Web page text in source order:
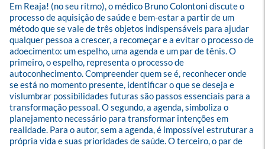
Em Reaja! (no seu ritmo), o médico Bruno Colontoni discute o
processo de aquisição de saúde e bem-estar a partir de um
método que se vale de três objetos indispensáveis para ajudar
qualquer pessoa a crescer, a recomeçar e a evitar o processo de
adoecimento: um espelho, uma agenda e um par de tênis. O
primeiro, o espelho, representa o processo de
autoconhecimento. Compreender quem se é, reconhecer onde
se está no momento presente, identificar o que se deseja e
vislumbrar possibilidades futuras são passos essenciais para a
transformação pessoal. O segundo, a agenda, simboliza o
planejamento necessário para transformar intenções em
realidade. Para o autor, sem a agenda, é impossível estruturar a
própria vida e suas prioridades de saúde. O terceiro, o par de